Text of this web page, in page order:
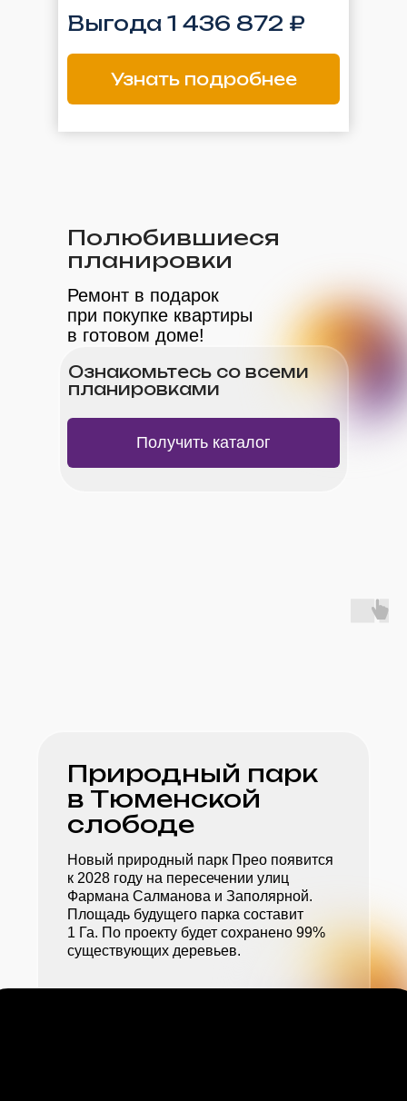
Выгода 1 436 872 ₽
Узнать подробнее
Полюбившиеся
планировки
Ознакомьтесь со всеми
планировками
Получить каталог
Ремонт в подарок
при покупке квартиры
в готовом доме!
Природный парк
в Тюменской
слободе
Новый природный парк Прео появится
к 2028 году на пересечении улиц
Фармана Салманова и Заполярной.
Площадь будущего парка составит
1 Га. По проекту будет сохранено 99%
существующих деревьев.
Рассрочка